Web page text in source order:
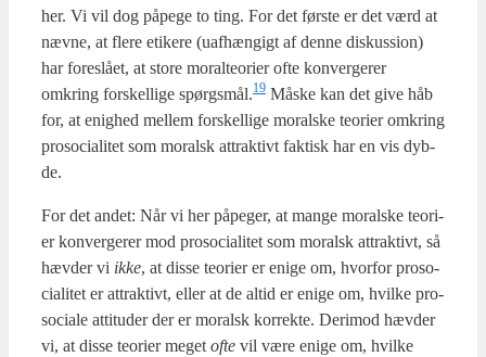
her. Vi vil dog påpe­ge to ting. For det før­ste er det værd at
næv­ne, at fle­re eti­ke­re (uaf­hæn­gigt af den­ne dis­kus­sion)
har fore­slå­et, at sto­re moral­te­o­ri­er ofte kon­ver­ge­rer
omkring for­skel­li­ge spørgsmål.19 Måske kan det give håb
for, at enig­hed mel­lem for­skel­li­ge moral­ske teo­ri­er omkring
pro­so­ci­a­li­tet som moralsk attrak­tivt fak­tisk har en vis dyb­
de.
For det andet: Når vi her påpe­ger, at man­ge moral­ske teo­ri­
er kon­ver­ge­rer mod pro­so­ci­a­li­tet som moralsk attrak­tivt, så
hæv­der vi ikke, at dis­se teo­ri­er er eni­ge om, hvor­for pro­so­
ci­a­li­tet er attrak­tivt, eller at de altid er eni­ge om, hvil­ke pro­
so­ci­a­le atti­tu­der der er moralsk kor­rek­te. Der­i­mod hæv­der
vi, at dis­se teo­ri­er meget ofte vil være eni­ge om, hvil­ke